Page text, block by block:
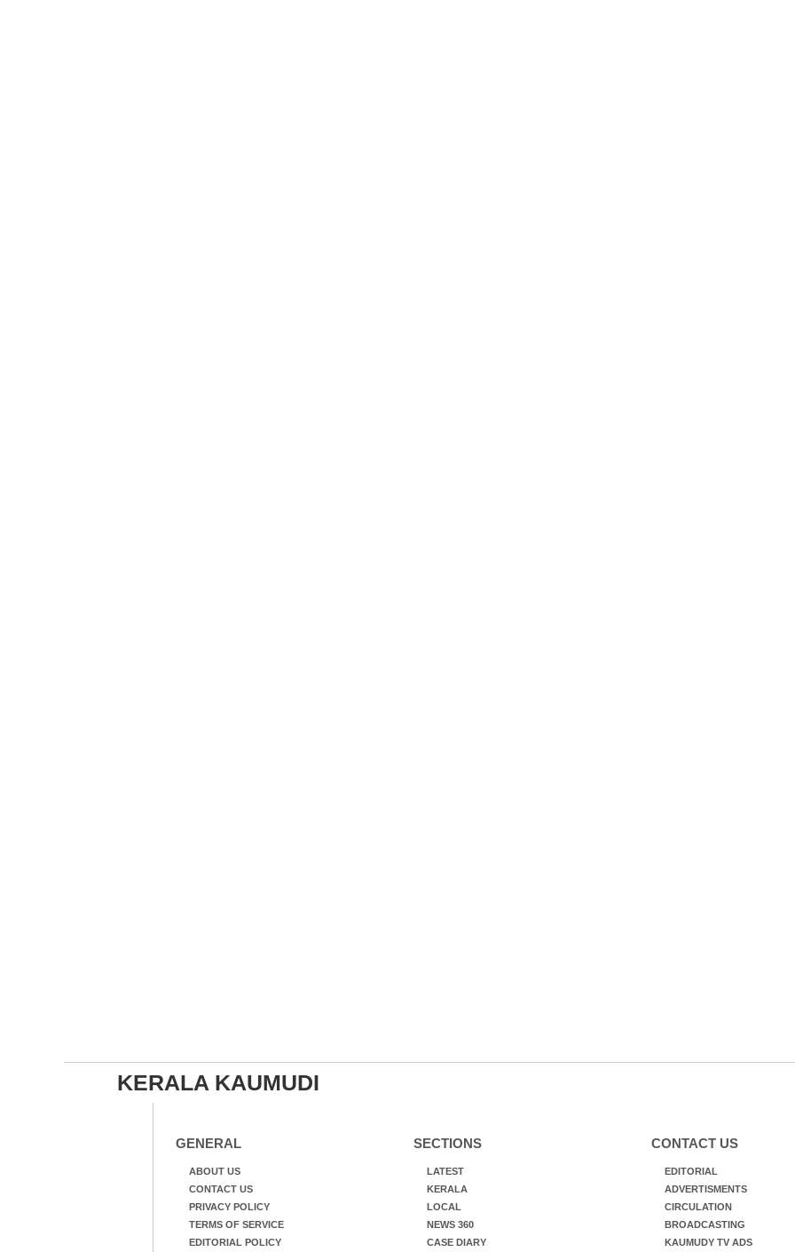
KERALA KAUMUDI
GENERAL
ABOUT US
CONTACT US
PRIVACY POLICY
TERMS OF SERVICE
EDITORIAL POLICY
SECTIONS
LATEST
KERALA
LOCAL
NEWS 360
CASE DIARY
CONTACT US
EDITORIAL
ADVERTISMENTS
CIRCULATION
BROADCASTING
KAUMUDY TV ADS